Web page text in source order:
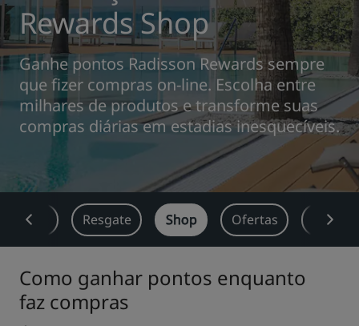
Park Plaza Park Inn by Radisson
Prize by Radisson Country Inn & Suites
Marcas afiliadas na China
J. Jin Jiang
Kunlun Golden Tulip
Hotéis no centro da cidade
Acesse nosso blog
Rewards Shop
Ganhe pontos Radisson Rewards sempre
que fizer compras on-line. Escolha entre
milhares de produtos e transforme suas
compras diárias em estadias inesquecíveis.
Ganhe Resgate Shop Ofertas
Como ganhar pontos enquanto
faz compras